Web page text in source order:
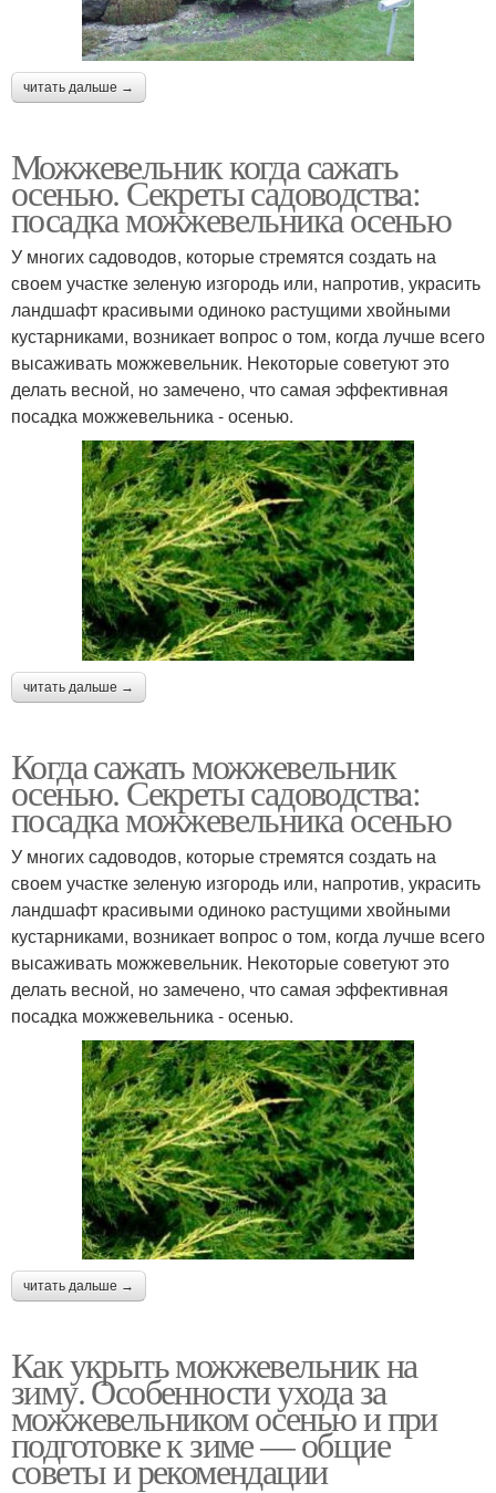
читать дальше →
Можжевельник когда сажать
осенью. Секреты садоводства:
посадка можжевельника осенью
У многих садоводов, которые стремятся создать на
своем участке зеленую изгородь или, напротив, украсить
ландшафт красивыми одиноко растущими хвойными
кустарниками, возникает вопрос о том, когда лучше всего
высаживать можжевельник. Некоторые советуют это
делать весной, но замечено, что самая эффективная
посадка можжевельника - осенью.
читать дальше →
Когда сажать можжевельник
осенью. Секреты садоводства:
посадка можжевельника осенью
У многих садоводов, которые стремятся создать на
своем участке зеленую изгородь или, напротив, украсить
ландшафт красивыми одиноко растущими хвойными
кустарниками, возникает вопрос о том, когда лучше всего
высаживать можжевельник. Некоторые советуют это
делать весной, но замечено, что самая эффективная
посадка можжевельника - осенью.
читать дальше →
Как укрыть можжевельник на
зиму. Особенности ухода за
можжевельником осенью и при
подготовке к зиме — общие
советы и рекомендации